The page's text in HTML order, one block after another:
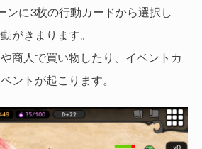
ンに3枚の行動カードから選択し
がきまります。
商人で買い物したり、イベントカ
ントが起こります。